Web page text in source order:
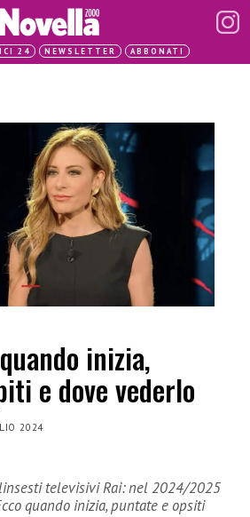
24 NEWSLETTER ABBONATI
inizia,
e dove vederlo
2024
televisivi Rai: nel 2024/2025
quando inizia, puntate e opsiti